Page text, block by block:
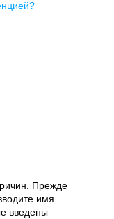
Прежде
имя
введены